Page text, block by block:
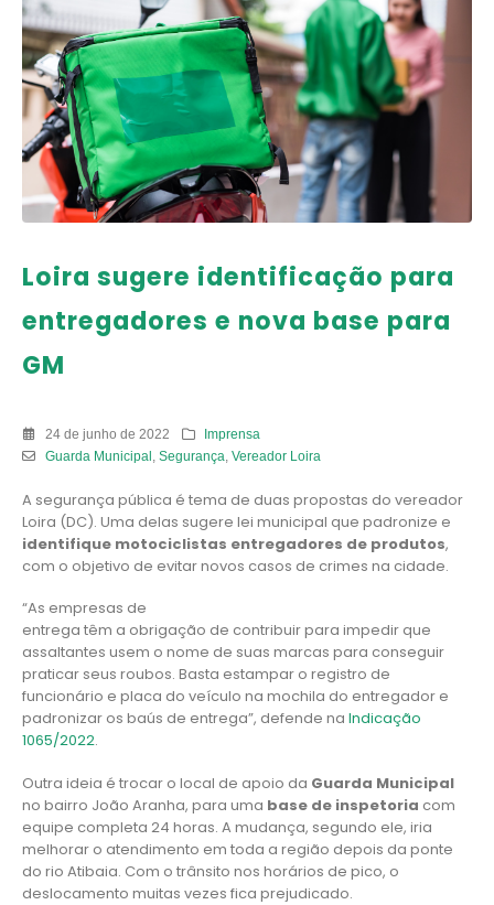
Loira sugere identificação para
entregadores e nova base para
GM
24 de junho de 2022
Imprensa
Guarda Municipal
Segurança Vereador Loira
A segurança pública é tema de duas propostas do vereador
Loira (DC). Uma delas sugere lei municipal que padronize e
identifique motociclistas entregadores de produtos,
com o objetivo de evitar novos casos de crimes na cidade.
“As empresas de
entrega têm a obrigação de contribuir para impedir que
assaltantes usem o nome de suas marcas para conseguir
praticar seus roubos. Basta estampar o registro de
funcionário e placa do veículo na mochila do entregador e
padronizar os baús de entrega”, defende na Indicação
1065/2022.
Outra ideia é trocar o local de apoio da Guarda Municipal
no bairro João Aranha, para uma base de inspetoria com
equipe completa 24 horas. A mudança, segundo ele, iria
melhorar o atendimento em toda a região depois da ponte
do rio Atibaia. Com o trânsito nos horários de pico, o
deslocamento muitas vezes fica prejudicado.